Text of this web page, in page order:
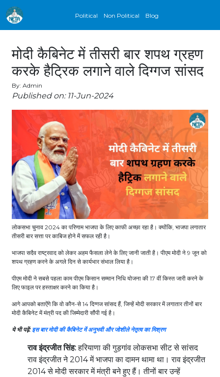
Political Non Political Blog
मोदी कैबिनेट में तीसरी बार शपथ ग्रहण
करके हैट्रिक लगाने वाले दिग्गज सांसद
By: Admin
Published on: 11-Jun-2024
लोकसभा चुनाव 2024 का परिणाम भाजपा के लिए काफी अच्छा रहा है। क्योंकि, भाजपा लगातार
तीसरी बार सत्ता पर काबिज होने में सफल रही है।
भाजपा सदैव राष्ट्रवाद को लेकर अहम फैसला लेने के लिए जानी जाती है। पीएम मोदी ने 9 जून को
शपथ ग्रहण करने के अगले दिन से कार्यभार संभाल लिया है।
पीएम मोदी ने सबसे पहला काम पीएम किसान सम्मान निधि योजना की 17 वीं किस्त जारी करने के
लिए फाइल पर हस्ताक्षर करने का किया है।
आगे आपको बताऐंगे कि वो कौन-से 14 दिग्गज सांसद हैं, जिन्हें मोदी सरकार में लगातार तीनों बार
मोदी कैबिनेट में मंत्री पद की जिम्मेदारी सौंपी गई है।
ये भी पढ़ें:इस बार मोदी की कैबिनेट में अनुभवी और जोशीले नेतृत्व का मिश्रण
राव इंद्रजीत सिंह:हरियाणा की गुड़गांव लोकसभा सीट से सांसद
राव इंद्रजीत ने 2014 में भाजपा का दामन थामा था। राव इंद्रजीत
2014 से मोदी सरकार में मंत्री बने हुए हैं। तीनों बार उन्हें